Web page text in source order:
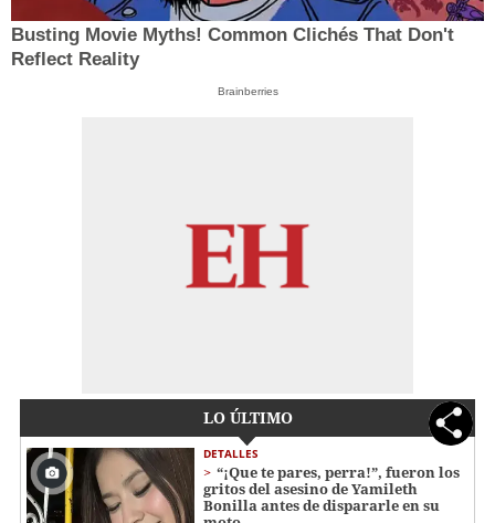
Busting Movie Myths! Common Clichés That Don't
Reflect Reality
Brainberries
LO ÚLTIMO
DETALLES
“¡Que te pares, perra!”, fueron los
gritos del asesino de Yamileth
Bonilla antes de dispararle en su